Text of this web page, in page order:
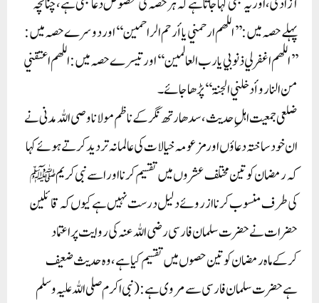
پہلے حصہ میں: ’’اللهم ارحمني يا أرحم الراحمين‘‘ اور دوسرے حصہ میں:
’’اللهم اغفر لي ذنوبي يا رب العالمين‘‘ اور تیسرے حصہ میں:اللهم اعتقني
من النار وأدخلني الجنۃ‘‘ پڑھا جائے۔
ضلعی جمعیت اہلِ حدیث، سدھارتھ نگر کے ناظم مولانا وصی اللہ مدنی نے
ان خودساختہ دعاؤں اورمزعومہ خیالات کی عالمانہ تردید کرتے ہوئے کہا
کہ رمضان کو تین مختلف عشروں میں تقسیم کرنا اور اسے نبی کریم ﷺ
کی طرف منسوب کرنا از روئے دلیل درست نہیں ہے کیوں کہ قائلین
حضرات نےحضرت سلمان فارسی رضی اللہ عنہ کی روایت پر اعتماد
کرکےماہ رمضان کو تین حصوں میں تقسیم کیا ہے، وہ حدیث ضعیف
ہےحضرت سلمان فارسی سے مروی ہے: ( نبی اکرم صلی اللہ علیہ وسلم